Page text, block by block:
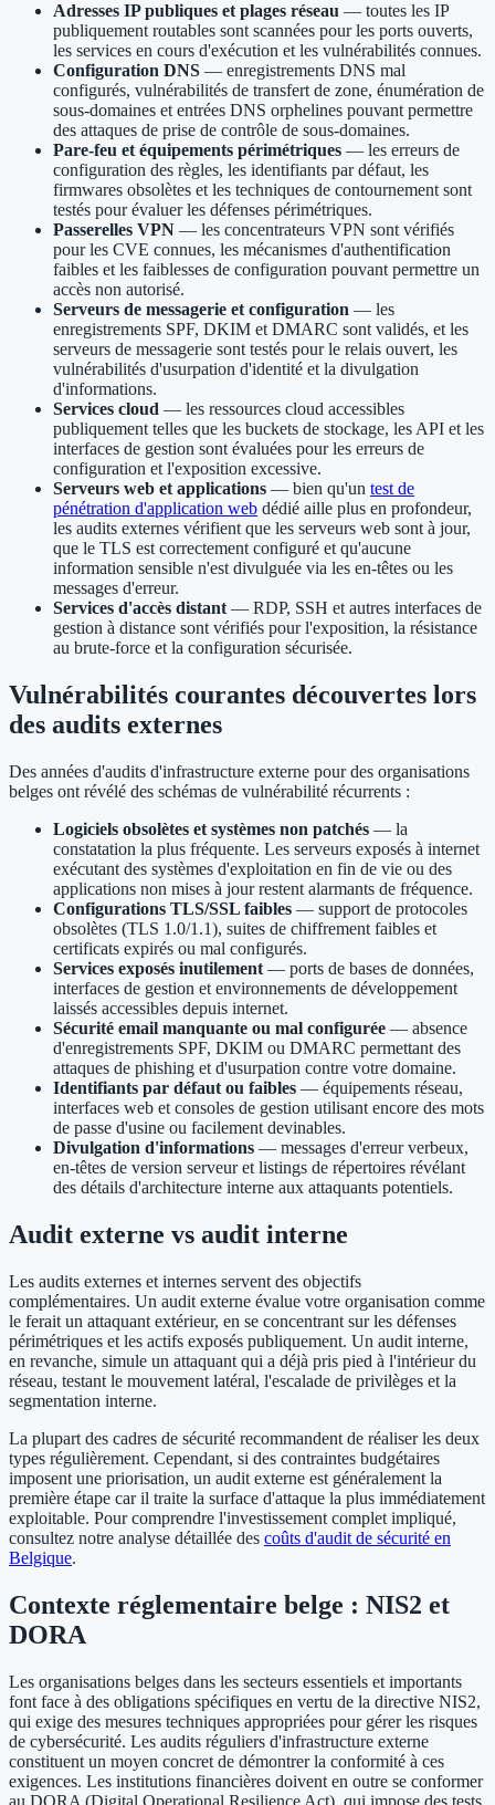
Adresses IP publiques et plages réseau — toutes les IP
publiquement routables sont scannées pour les ports ouverts,
les services en cours d'exécution et les vulnérabilités connues.
Configuration DNS — enregistrements DNS mal
configurés, vulnérabilités de transfert de zone, énumération de
sous-domaines et entrées DNS orphelines pouvant permettre
des attaques de prise de contrôle de sous-domaines.
Pare-feu et équipements périmétriques — les erreurs de
configuration des règles, les identifiants par défaut, les
firmwares obsolètes et les techniques de contournement sont
testés pour évaluer les défenses périmétriques.
Passerelles VPN — les concentrateurs VPN sont vérifiés
pour les CVE connues, les mécanismes d'authentification
faibles et les faiblesses de configuration pouvant permettre un
accès non autorisé.
Serveurs de messagerie et configuration — les
enregistrements SPF, DKIM et DMARC sont validés, et les
serveurs de messagerie sont testés pour le relais ouvert, les
vulnérabilités d'usurpation d'identité et la divulgation
d'informations.
Services cloud — les ressources cloud accessibles
publiquement telles que les buckets de stockage, les API et les
interfaces de gestion sont évaluées pour les erreurs de
configuration et l'exposition excessive.
Serveurs web et applications — bien qu'un test de
pénétration d'application web dédié aille plus en profondeur,
les audits externes vérifient que les serveurs web sont à jour,
que le TLS est correctement configuré et qu'aucune
information sensible n'est divulguée via les en-têtes ou les
messages d'erreur.
Services d'accès distant— RDP, SSH et autres interfaces de
gestion à distance sont vérifiés pour l'exposition, la résistance
au brute-force et la configuration sécurisée.
Vulnérabilités courantes découvertes lors
des audits externes
Des années d'audits d'infrastructure externe pour des organisations
belges ont révélé des schémas de vulnérabilité récurrents :
Logiciels obsolètes et systèmes non patchés — la
constatation la plus fréquente. Les serveurs exposés à internet
exécutant des systèmes d'exploitation en fin de vie ou des
applications non mises à jour restent alarmants de fréquence.
Configurations TLS/SSL faibles — support de protocoles
obsolètes (TLS 1.0/1.1), suites de chiffrement faibles et
certificats expirés ou mal configurés.
Services exposés inutilement — ports de bases de données,
interfaces de gestion et environnements de développement
laissés accessibles depuis internet.
Sécurité email manquante ou mal configurée — absence
d'enregistrements SPF, DKIM ou DMARC permettant des
attaques de phishing et d'usurpation contre votre domaine.
Identifiants par défaut ou faibles — équipements réseau,
interfaces web et consoles de gestion utilisant encore des mots
de passe d'usine ou facilement devinables.
Divulgation d'informations — messages d'erreur verbeux,
en-têtes de version serveur et listings de répertoires révélant
des détails d'architecture interne aux attaquants potentiels.
Audit externe vs audit interne
Les audits externes et internes servent des objectifs
complémentaires. Un audit externe évalue votre organisation comme
le ferait un attaquant extérieur, en se concentrant sur les défenses
périmétriques et les actifs exposés publiquement. Un audit interne,
en revanche, simule un attaquant qui a déjà pris pied à l'intérieur du
réseau, testant le mouvement latéral, l'escalade de privilèges et la
segmentation interne.
La plupart des cadres de sécurité recommandent de réaliser les deux
types régulièrement. Cependant, si des contraintes budgétaires
imposent une priorisation, un audit externe est généralement la
première étape car il traite la surface d'attaque la plus immédiatement
exploitable. Pour comprendre l'investissement complet impliqué,
consultez notre analyse détaillée des coûts d'audit de sécurité en
Belgique.
Contexte réglementaire belge : NIS2 et
DORA
Les organisations belges dans les secteurs essentiels et importants
font face à des obligations spécifiques en vertu de la directive NIS2,
qui exige des mesures techniques appropriées pour gérer les risques
de cybersécurité. Les audits réguliers d'infrastructure externe
constituent un moyen concret de démontrer la conformité à ces
exigences. Les institutions financières doivent en outre se conformer
au DORA (Digital Operational Resilience Act), qui impose des tests